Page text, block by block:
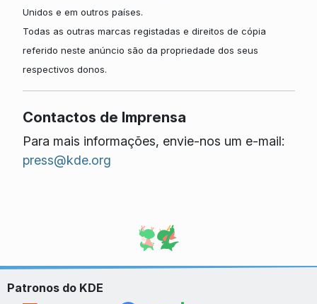
Unidos e em outros países.
Todas as outras marcas registadas e direitos de cópia
referido neste anúncio são da propriedade dos seus
respectivos donos.
Contactos de Imprensa
Para mais informações, envie-nos um e-mail:
press@kde.org
Patronos do KDE